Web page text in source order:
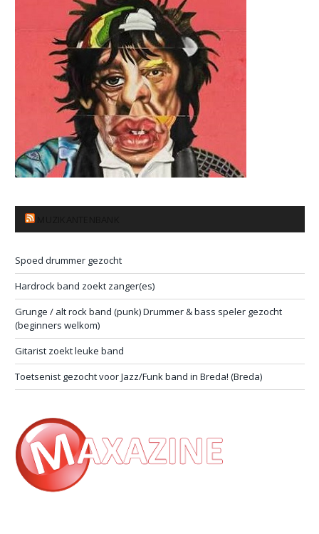
Spoed drummer gezocht
Hardrock band zoekt zanger(es)
Grunge / alt rock band (punk) Drummer & bass speler gezocht
(beginners welkom)
Gitarist zoekt leuke band
Toetsenist gezocht voor Jazz/Funk band in Breda! (Breda)